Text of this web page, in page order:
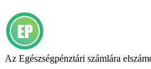
Az Egészségpénztári számlára